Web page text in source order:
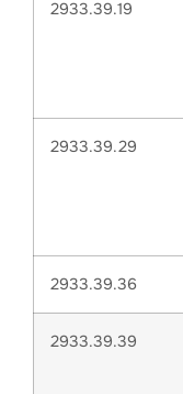
2933.39.19
2933.39.29
2933.39.36
2933.39.39